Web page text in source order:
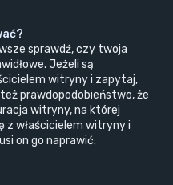
sprawdź, czy twoja
Jeżeli są
witryny i zapytaj,
prawdopodobieństwo, że
witryny, na której
z właścicielem witryny i
on go naprawić.